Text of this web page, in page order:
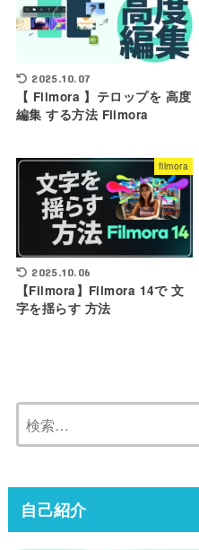
2025.10.07
【 Filmora 】テロップを 高度
編集 する方法 Filmora
filmora
2025.10.06
【Filmora】Filmora 14で 文
字を揺らす 方法
自己紹介